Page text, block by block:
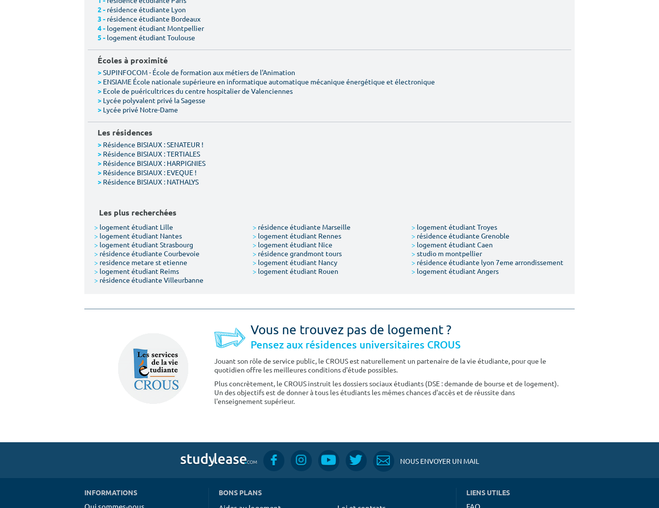
2 - résidence étudiante Lyon
3 - résidence étudiante Bordeaux
4 - logement étudiant Montpellier
5 - logement étudiant Toulouse
Écoles à proximité
>SUPINFOCOM - École de formation aux métiers de l'Animation
> ENSIAME École nationale supérieure en informatique automatique mécanique énergétique et électronique
> Ecole de puéricultrices du centre hospitalier de Valenciennes
> Lycée polyvalent privé la Sagesse
> Lycée privé Notre-Dame
Les résidences
> Résidence BISIAUX : SENATEUR !
> Résidence BISIAUX : TERTIALES
> Résidence BISIAUX : HARPIGNIES
> Résidence BISIAUX : EVEQUE !
> Résidence BISIAUX : NATHALYS
Les plus recherchées
> logement étudiant Lille > résidence étudiante Marseille > logement étudiant Troyes
> logement étudiant Nantes > logement étudiant Rennes > résidence étudiante Grenoble
> logement étudiant Strasbourg > logement étudiant Nice > logement étudiant Caen
> résidence étudiante Courbevoie > résidence grandmont tours > studio m montpellier
> residence metare st etienne > logement étudiant Nancy > résidence étudiante lyon 7eme arrondissement
> logement étudiant Reims > logement étudiant Rouen > logement étudiant Angers
> résidence étudiante Villeurbanne
Vous ne trouvez pas de logement ?
Pensez aux résidences universitaires CROUS
Jouant son rôle de service public, le CROUS est naturellement un partenaire de la vie étudiante, pour que le
quotidien offre les meilleures conditions d'étude possibles.
Plus concrètement, le CROUS instruit les dossiers sociaux étudiants (DSE : demande de bourse et de logement).
Un des objectifs est de donner à tous les étudiants les mêmes chances d'accès et de réussite dans
l'enseignement supérieur.
NOUS ENVOYER UN MAIL
INFORMATIONS BONS PLANS LIENS UTILES